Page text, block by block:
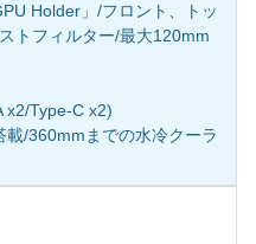
Holder」/フロント、トッ
トフィルター/最大120mm
x2/Type-C x2)
/360mmまでの水冷クーラ